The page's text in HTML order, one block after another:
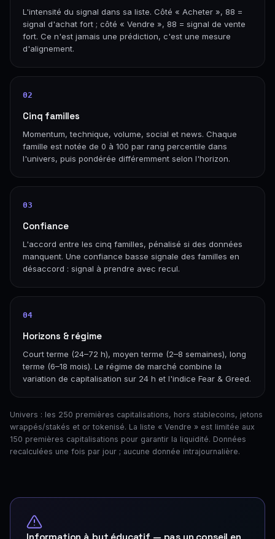
L'intensité du signal dans sa liste. Côté « Acheter », 88 =
signal d'achat fort ; côté « Vendre », 88 = signal de vente
fort. Ce n'est jamais une prédiction, c'est une mesure
d'alignement.
02
Cinq familles
Momentum, technique, volume, social et news. Chaque
famille est notée de 0 à 100 par rang percentile dans
l'univers, puis pondérée différemment selon l'horizon.
03
Confiance
L'accord entre les cinq familles, pénalisé si des données
manquent. Une confiance basse signale des familles en
désaccord : signal à prendre avec recul.
04
Horizons & régime
Court terme (24–72 h), moyen terme (2–8 semaines), long
terme (6–18 mois). Le régime de marché combine la
variation de capitalisation sur 24 h et l'indice Fear & Greed.
Univers : les 250 premières capitalisations, hors stablecoins, jetons
wrappés/stakés et or tokenisé. La liste « Vendre » est limitée aux
150 premières capitalisations pour garantir la liquidité. Données
recalculées une fois par jour ; aucune donnée intrajournalière.